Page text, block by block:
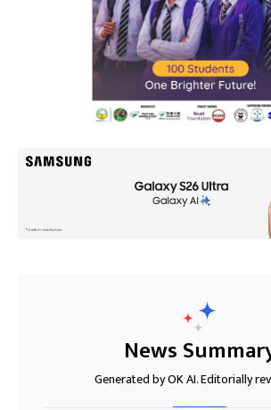
News
Generated by OK AI. Editorially